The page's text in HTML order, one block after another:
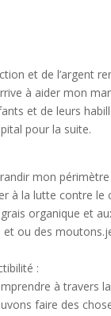
et de l’argent
à aider mon
et de leurs
pour la suite.
mon
à la lutte contre le
organique et
ou des
:
à travers
faire des